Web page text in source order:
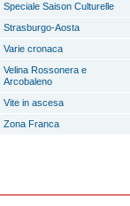
Speciale Saison Culturelle
Strasburgo-Aosta
Varie cronaca
Velina Rossonera e
Arcobaleno
Vite in ascesa
Zona Franca